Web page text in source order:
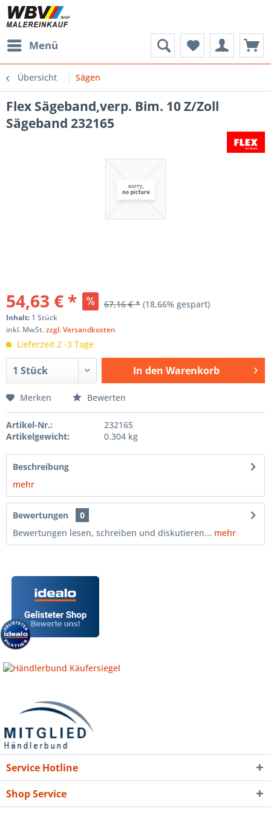
Menü
Übersicht Sägen
Flex Sägeband,verp. Bim. 10 Z/Zoll
Sägeband 232165
54,63 € * 67,16 € * (18,66% gespart)
Inhalt: 1 Stück
inkl. MwSt.zzgl. Versandkosten
Lieferzeit 2 -3 Tage
In den Warenkorb
Merken Bewerten
Artikel-Nr.:
232165
Artikelgewicht:
0.304 kg
Beschreibung
mehr
Bewertungen
0
Bewertungen lesen, schreiben und diskutieren... mehr
Service Hotline
Shop Service